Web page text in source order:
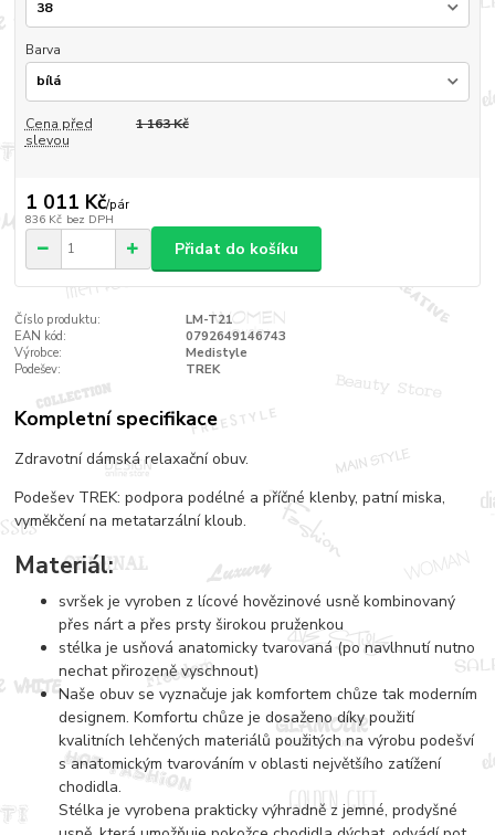
Barva
Cena před
slevou
1 163 Kč
1 011 Kč/pár
836 Kč bez DPH
Přidat do košíku
Číslo produktu:
LM-T21
EAN kód:
0792649146743
Výrobce:
Medistyle
Podešev:
TREK
Kompletní specifikace
Zdravotní dámská relaxační obuv.
Podešev TREK: podpora podélné a příčné klenby, patní miska,
vyměkčení na metatarzální kloub.
Materiál:
svršek je vyroben z lícové hovězinové usně kombinovaný
přes nárt a přes prsty širokou pruženkou
stélka je usňová anatomicky tvarovaná (po navlhnutí nutno
nechat přirozeně vyschnout)
Naše obuv se vyznačuje jak komfortem chůze tak moderním
designem. Komfortu chůze je dosaženo díky použití
kvalitních lehčených materiálů použitých na výrobu podešví
s anatomickým tvarováním v oblasti největšího zatížení
chodidla.
Stélka je vyrobena prakticky výhradně z jemné, prodyšné